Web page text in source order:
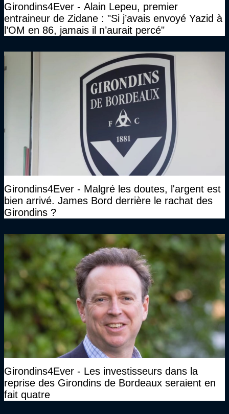
Girondins4Ever - Alain Lepeu, premier
entraineur de Zidane : "Si j’avais envoyé Yazid à
l’OM en 86, jamais il n’aurait percé"
Girondins4Ever - Malgré les doutes, l'argent est
bien arrivé. James Bord derrière le rachat des
Girondins ?
Girondins4Ever - Les investisseurs dans la
reprise des Girondins de Bordeaux seraient en
fait quatre